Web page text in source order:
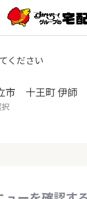
ください
市 十王町 伊師